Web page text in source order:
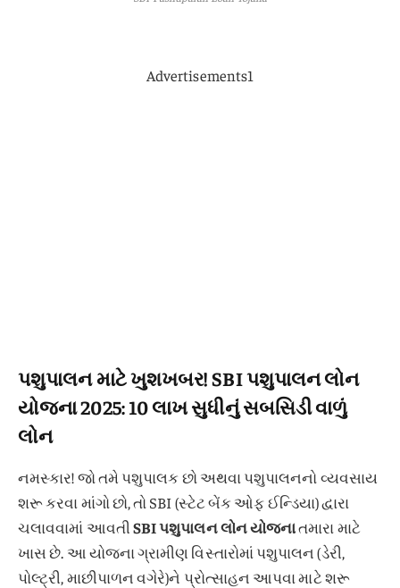
Advertisements1
પશુપાલન માટે ખુશખબર! SBI પશુપાલન લોન
યોજના 2025: 10 લાખ સુધીનું સબસિડી વાળું
લોન
નમસ્કાર! જો તમે પશુપાલક છો અથવા પશુપાલનનો વ્યવસાય
શરૂ કરવા માંગો છો, તો SBI (સ્ટેટ બેંક ઓફ ઈન્ડિયા) દ્વારા
ચલાવવામાં આવતીSBI પશુપાલન લોન યોજનાતમારા માટે
ખાસ છે. આ યોજના ગ્રામીણ વિસ્તારોમાં પશુપાલન (ડેરી,
પોલ્ટ્રી, માછીપાળન વગેરે)ને પ્રોત્સાહન આપવા માટે શરૂ